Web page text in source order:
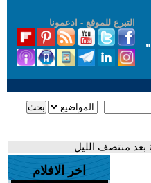
التبرع للموقع - ادعمونا
"
اخر الافلام